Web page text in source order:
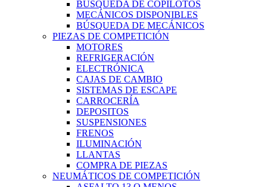
BUSQUEDA DE COPILOTOS
MECÁNICOS DISPONIBLES
BÚSQUEDA DE MECÁNICOS
PIEZAS DE COMPETICIÓN
MOTORES
REFRIGERACIÓN
ELECTRÓNICA
CAJAS DE CAMBIO
SISTEMAS DE ESCAPE
CARROCERÍA
DEPOSITOS
SUSPENSIONES
FRENOS
ILUMINACIÓN
LLANTAS
COMPRA DE PIEZAS
NEUMÁTICOS DE COMPETICIÓN